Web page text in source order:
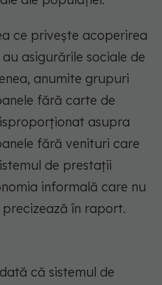
ce priveşte acoperirea
asigurările sociale de
anumite grupuri
fără carte de
asupra
fără venituri care
de prestaţii
informală care nu
în raport.
că sistemul de